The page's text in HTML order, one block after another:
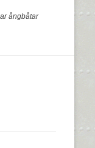
ångbåtar